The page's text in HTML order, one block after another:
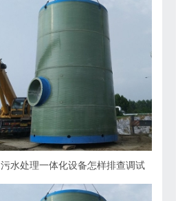
污水处理一体化设备怎样排查调试